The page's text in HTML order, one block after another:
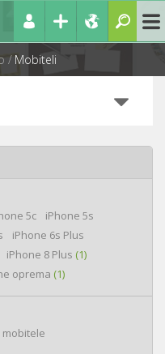
Mobiteli
5c
iPhone 5s
iPhone 6s Plus
iPhone 8 Plus (1)
oprema (1)
mobitele